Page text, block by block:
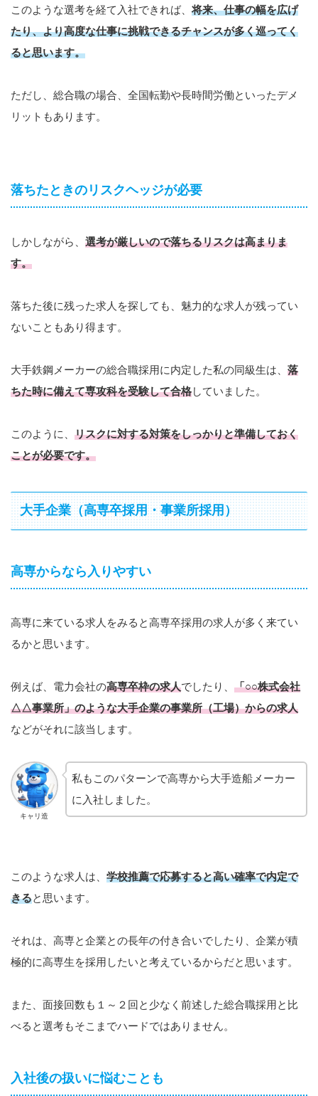
このような選考を経て入社できれば、将来、仕事の幅を広げ
たり、より高度な仕事に挑戦できるチャンスが多く巡ってく
ると思います。
ただし、総合職の場合、全国転勤や長時間労働といったデメ
リットもあります。
落ちたときのリスクヘッジが必要
しかしながら、 選考が厳しいので落ちるリスクは高まりま
す。
落ちた後に残った求人を探しても、魅力的な求人が残ってい
ないこともあり得ます。
大手鉄鋼メーカーの総合職採用に内定した私の同級生は、 落
ちた時に備えて専攻科を受験して合格していました。
このように、 リスクに対する対策をしっかりと準備しておく
ことが必要です。
大手企業（高専卒採用・事業所採用）
高専からなら入りやすい
高専に来ている求人をみると高専卒採用の求人が多く来てい
るかと思います。
例えば、電力会社の高専卒枠の求人でしたり、 「○○株式会社
△△事業所」のような大手企業の事業所（工場）からの求人
などがそれに該当します。
キャリ造
私もこのパターンで高専から大手造船メーカー
に入社しました。
このような求人は、 学校推薦で応募すると高い確率で内定で
きると思います。
それは、高専と企業との長年の付き合いでしたり、企業が積
極的に高専生を採用したいと考えているからだと思います。
また、面接回数も１～２回と少なく前述した総合職採用と比
べると選考もそこまでハードではありません。
入社後の扱いに悩むことも